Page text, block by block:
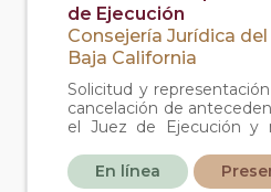
de Ejecución
Consejería Jurídica
Baja California
Solicitud y
cancelación de
el Juez de Ejecución y
En línea